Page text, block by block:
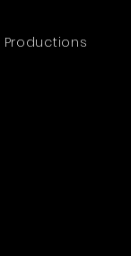
Productions